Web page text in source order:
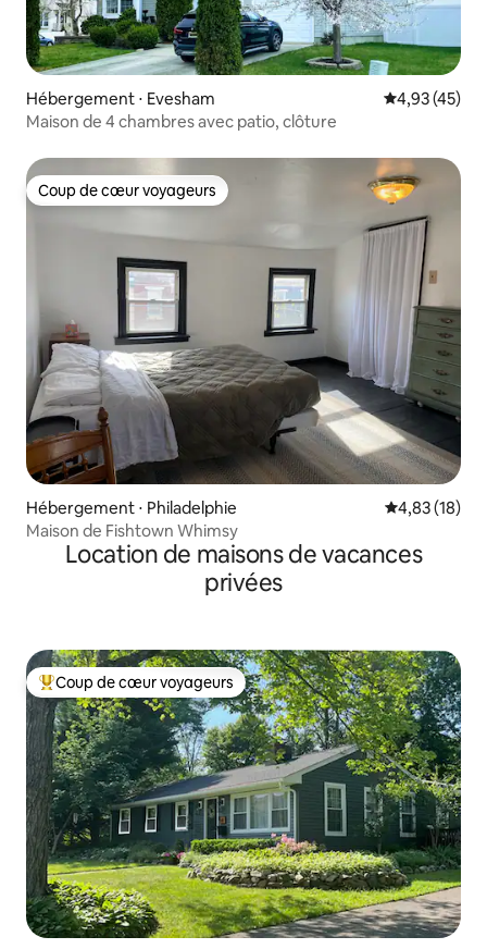
Hébergement ⋅ Evesham Évaluation
4,93 (45)
Maison de 4 chambres avec patio, clôture
Coup de cœur voyageurs
Coup de cœur voyageurs
Hébergement ⋅ Philadelphie Évaluation
4,83 (18)
Maison de Fishtown Whimsy
Location de maisons de vacances
privées
Coups de cœur voyageurs les plus appréciés
Coup de cœur voyageurs